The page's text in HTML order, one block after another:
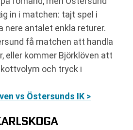
in i matchen: tajt spel i
nere antalet enkla returer.
få matchen att handla
eller kommer Björklöven att
och tryck i
vs Östersunds IK >